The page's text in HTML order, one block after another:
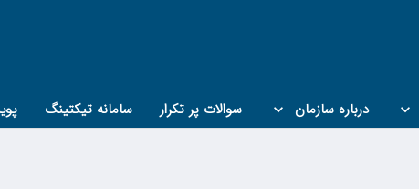
درباره سازمان سوالات پر تکرار سامانه تیکتینگ